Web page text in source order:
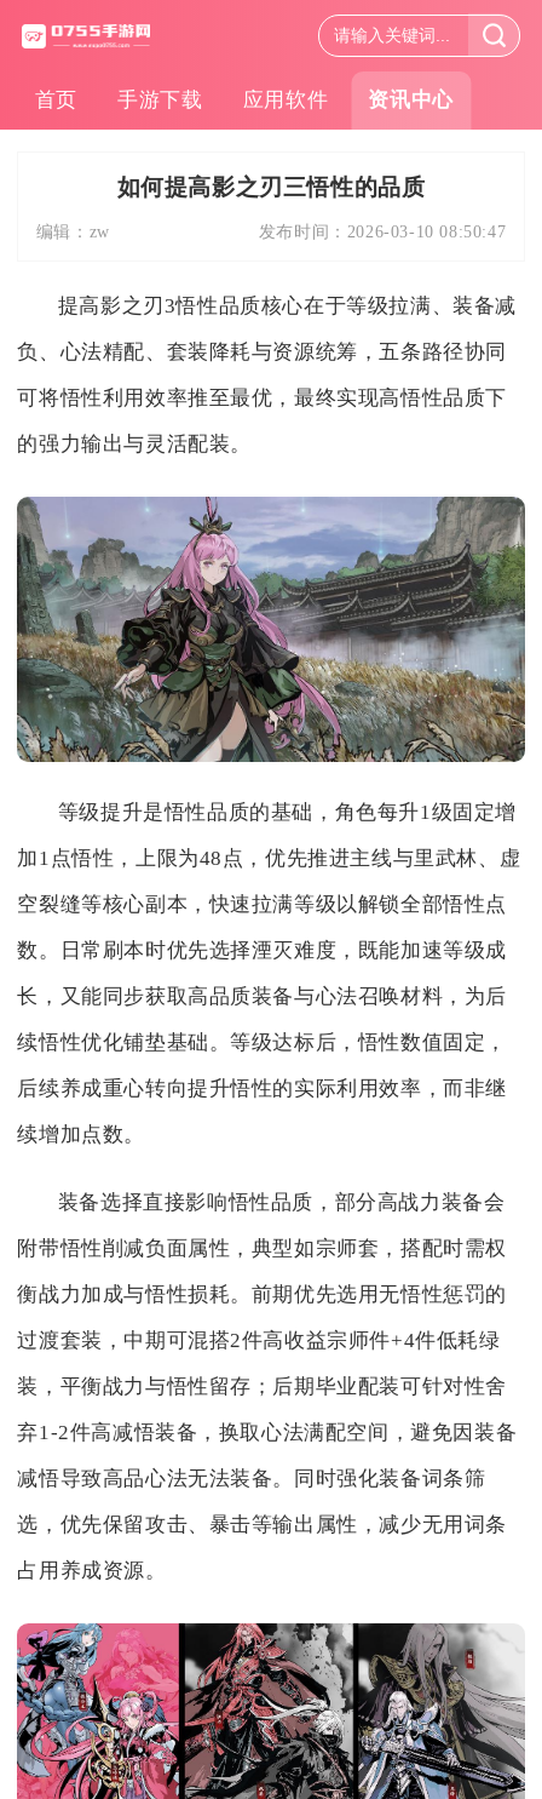
首页 手游下载 应用软件 资讯中心
如何提高影之刃三悟性的品质
编辑： zw 发布时间： 2026-03-10 08:50:47
提高影之刃3悟性品质核心在于等级拉满、装备减
负、心法精配、套装降耗与资源统筹，五条路径协同
可将悟性利用效率推至最优，最终实现高悟性品质下
的强力输出与灵活配装。
等级提升是悟性品质的基础，角色每升1级固定增
加1点悟性，上限为48点，优先推进主线与里武林、虚
空裂缝等核心副本，快速拉满等级以解锁全部悟性点
数。日常刷本时优先选择湮灭难度，既能加速等级成
长，又能同步获取高品质装备与心法召唤材料，为后
续悟性优化铺垫基础。等级达标后，悟性数值固定，
后续养成重心转向提升悟性的实际利用效率，而非继
续增加点数。
装备选择直接影响悟性品质，部分高战力装备会
附带悟性削减负面属性，典型如宗师套，搭配时需权
衡战力加成与悟性损耗。前期优先选用无悟性惩罚的
过渡套装，中期可混搭2件高收益宗师件+4件低耗绿
装，平衡战力与悟性留存；后期毕业配装可针对性舍
弃1-2件高减悟装备，换取心法满配空间，避免因装备
减悟导致高品心法无法装备。同时强化装备词条筛
选，优先保留攻击、暴击等输出属性，减少无用词条
占用养成资源。